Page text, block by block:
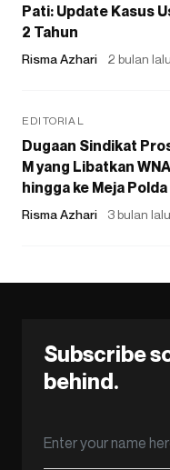
Pati: Update Kasus
2 Tahun
Risma Azhari 2 bulan lalu
EDITORIAL
Dugaan Sindikat
M yang Libatkan
hingga ke Meja Polda
Risma Azhari 3 bulan lalu
Subscribe
behind.